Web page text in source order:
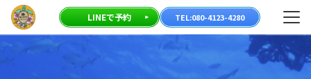
LINEで予約 TEL:080-4123-4280 メニ